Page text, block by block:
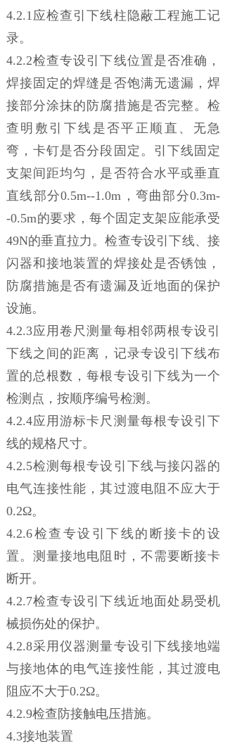
4.2.1应检查引下线柱隐蔽工程施工记
录。
4.2.2检查专设引下线位置是否准确，
焊接固定的焊缝是否饱满无遗漏，焊
接部分涂抹的防腐措施是否完整。检
查明敷引下线是否平正顺直、无急
弯，卡钉是否分段固定。引下线固定
支架间距均匀，是否符合水平或垂直
直线部分0.5m--1.0m，弯曲部分0.3m-
-0.5m的要求，每个固定支架应能承受
49N的垂直拉力。检查专设引下线、接
闪器和接地装置的焊接处是否锈蚀，
防腐措施是否有遗漏及近地面的保护
设施。
4.2.3应用卷尺测量每相邻两根专设引
下线之间的距离，记录专设引下线布
置的总根数，每根专设引下线为一个
检测点，按顺序编号检测。
4.2.4应用游标卡尺测量每根专设引下
线的规格尺寸。
4.2.5检测每根专设引下线与接闪器的
电气连接性能，其过渡电阻不应大于
0.2Ω。
4.2.6检查专设引下线的断接卡的设
置。测量接地电阻时，不需要断接卡
断开。
4.2.7检查专设引下线近地面处易受机
械损伤处的保护。
4.2.8采用仪器测量专设引下线接地端
与接地体的电气连接性能，其过渡电
阻应不大于0.2Ω。
4.2.9检查防接触电压措施。
4.3接地装置